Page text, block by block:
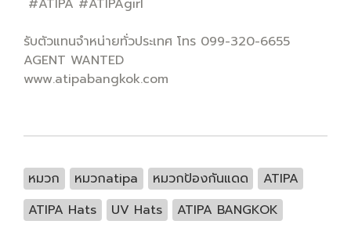
#ATIPA #ATIPAgirl
รับตัวแทนจำหน่ายทั่วประเทศ โทร 099-320-6655
AGENT WANTED
www.atipabangkok.com
หมวก หมวกatipa หมวกป้องกันแดด
ATIPA
ATIPA Hats
UV Hats
ATIPA BANGKOK